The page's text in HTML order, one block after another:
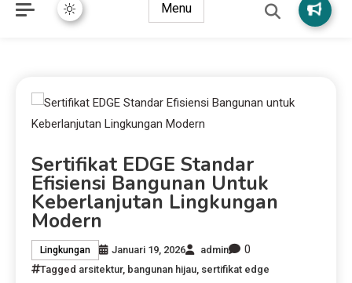
Menu
Sertifikat EDGE Standar
Efisiensi Bangunan Untuk
Keberlanjutan Lingkungan
Modern
Lingkungan Januari 19, 2026 admin 0
Tagged arsitektur, bangunan hijau, sertifikat edge